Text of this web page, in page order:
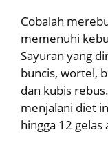
Cobalah
memenuhi
Sayuran yang
buncis, wortel,
dan kubis
menjalani diet
hingga 12 gelas